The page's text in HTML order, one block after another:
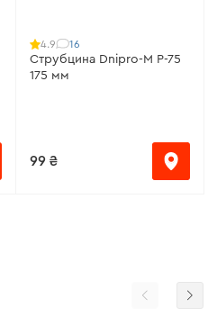
4.9 16
Струбцина Dnipro-M P-75
175 мм
99 ₴